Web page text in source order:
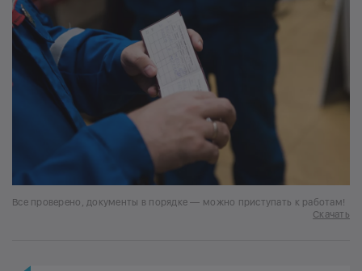
Все проверено, документы в порядке — можно приступать к работам!
Скачать